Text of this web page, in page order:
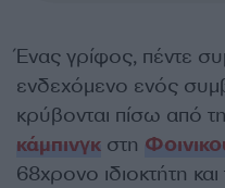
Ένας γρίφος, πέντε
ενδεχόμενο ενός
κρύβονται πίσω από
κάμπινγκ στη
68χρονο ιδιοκτήτη